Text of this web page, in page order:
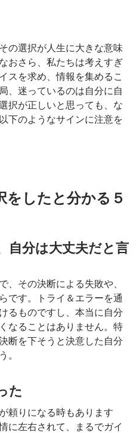
の選択が人生に大きな意味
おさら、私たちは考えすぎ
スを求め、情報を集めるこ
、迷っているのは自分に自
択が正しいと思っても、な
下のようなサインに注意を
をしたと分かる５
自分は大丈夫だと言
、その決断による失敗や、
です。トライ＆エラーを通
るものですし、本当に自分
なることはありません。特
断を下そうと決意した自分
。
た
頼りになる時もあります
に左右されて、まるでガイ